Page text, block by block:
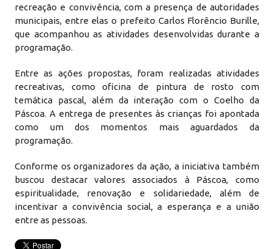
recreação e convivência, com a presença de autoridades
municipais, entre elas o prefeito Carlos Florêncio Burille,
que acompanhou as atividades desenvolvidas durante a
programação.
Entre as ações propostas, foram realizadas atividades
recreativas, como oficina de pintura de rosto com
temática pascal, além da interação com o Coelho da
Páscoa. A entrega de presentes às crianças foi apontada
como um dos momentos mais aguardados da
programação.
Conforme os organizadores da ação, a iniciativa também
buscou destacar valores associados à Páscoa, como
espiritualidade, renovação e solidariedade, além de
incentivar a convivência social, a esperança e a união
entre as pessoas.